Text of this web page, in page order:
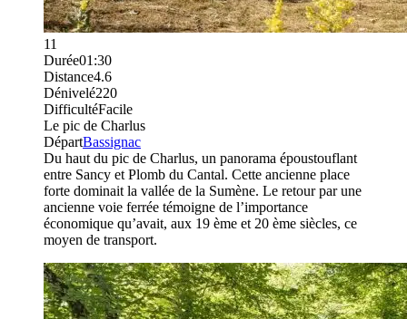
11
Durée01:30
Distance4.6
Dénivelé220
DifficultéFacile
Le pic de Charlus
DépartBassignac
Du haut du pic de Charlus, un panorama époustouflant
entre Sancy et Plomb du Cantal. Cette ancienne place
forte dominait la vallée de la Sumène. Le retour par une
ancienne voie ferrée témoigne de l’importance
économique qu’avait, aux 19 ème et 20 ème siècles, ce
moyen de transport.